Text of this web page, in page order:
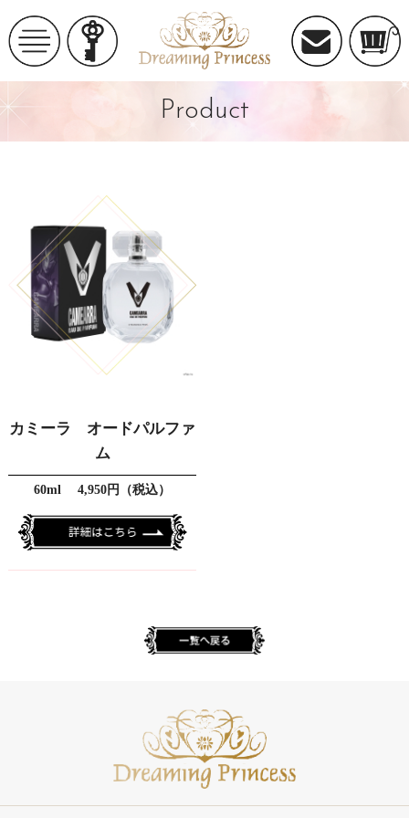
Product
カミーラ オードパルファ
ム
60ml 4,950円（税込）